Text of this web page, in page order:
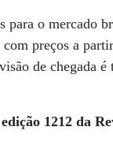
para o mercado
preços a
de chegada é
1212 da